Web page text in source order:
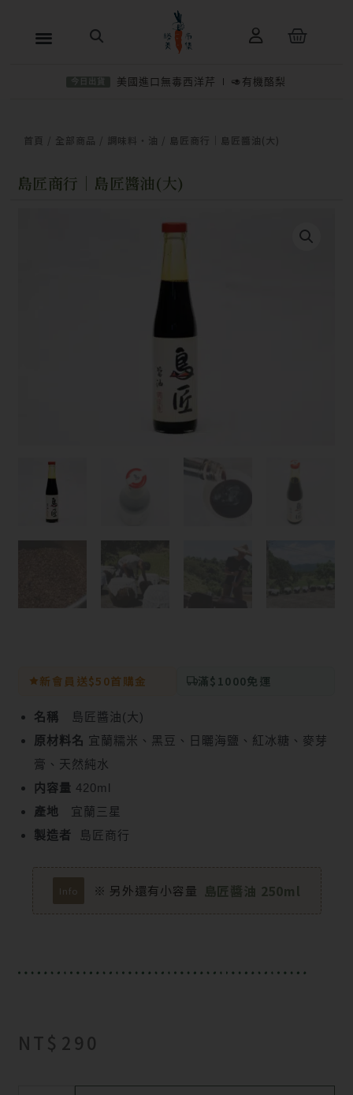
購
美國進口無毒西洋芹 🥑有機酪梨
首頁 全部商品 調味料・油 / 島匠商行｜島匠醬油(大)
島匠商行｜島匠醬油(大)
新會員送$50首購金 滿$1000免運
名稱 島匠醬油(大)
原材料名 宜蘭糯米、黑豆、日曬海鹽、紅冰糖、麥芽
膏、天然純水
内容量 420ml
產地
宜蘭三星
製造者
島匠商行
Info ※ 另外還有小容量 島匠醬油 250ml
NT$ 290